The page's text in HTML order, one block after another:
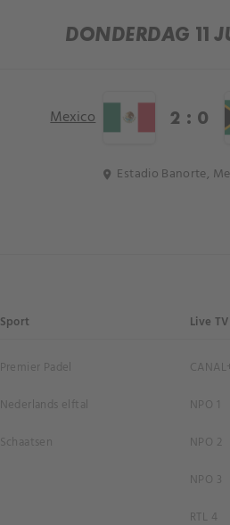
DONDERDAG 11
Mexico 2 : 0
location_on Estadio Banorte,
Sport
Premier Padel
Nederlands elftal
Schaatsen
Live TV
NPO 1
NPO 2
NPO 3
RTL 4